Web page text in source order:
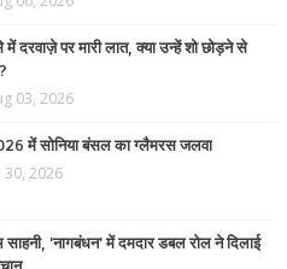
दरवाज़े पर मारी लात, क्या उन्हें शो छोड़ने से
03, 2026
में सोनिया बंसल का ग्लैमरस जलवा
30, 2026
'नागबंधन' में दमदार डबल रोल ने दिलाई